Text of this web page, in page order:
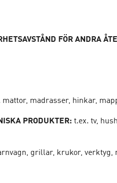
FÖR ANDRA
mattor, madrasser, hinkar,
PRODUKTER: t.ex. tv,
grillar, krukor,